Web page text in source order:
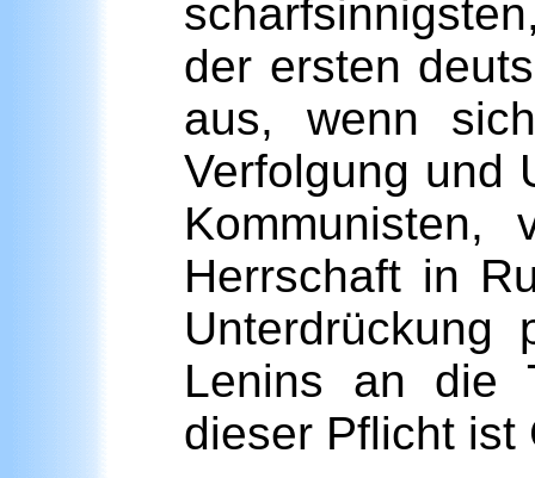
der ersten
aus, wenn
Verfolgung und
Herrschaft in
Unterdrückung
Lenins an die
dieser Pflicht ist